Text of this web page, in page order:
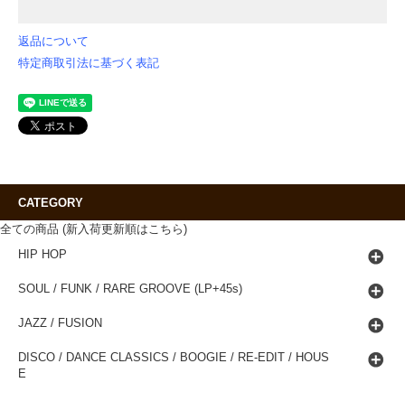
返品について
特定商取引法に基づく表記
CATEGORY
全ての商品 (新入荷更新順はこちら)
HIP HOP
SOUL / FUNK / RARE GROOVE (LP+45s)
JAZZ / FUSION
DISCO / DANCE CLASSICS / BOOGIE / RE-EDIT / HOUS
E